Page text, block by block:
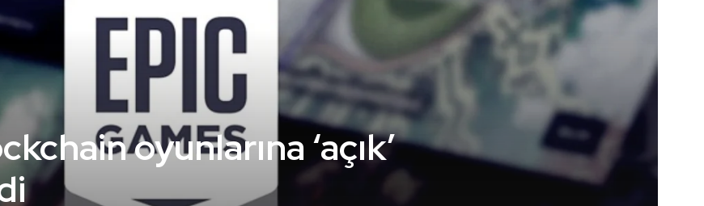
oyunlarına ‘açık’